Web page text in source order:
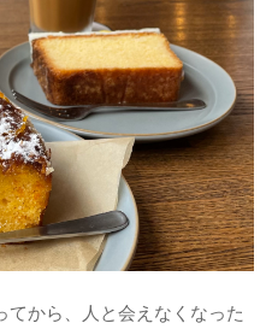
から、人と会えなくなった